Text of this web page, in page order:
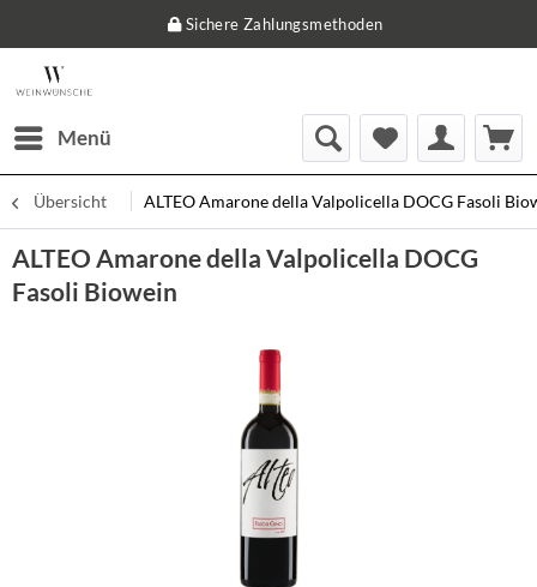
Sichere Zahlungsmethoden
Menü
Übersicht ALTEO Amarone della Valpolicella DOCG Fasoli
ALTEO Amarone della Valpolicella DOCG
Fasoli Biowein